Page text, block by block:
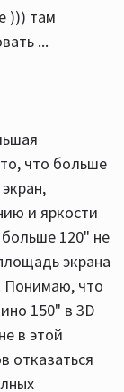
))) там
...
что больше
и яркости
120" не
экрана
Понимаю, что
150" в 3D
в этой
отказаться